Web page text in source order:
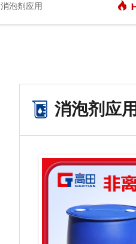
消泡剂应用
消泡剂应用